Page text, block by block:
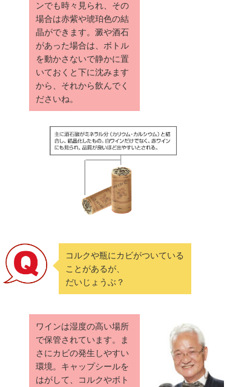
ンでも時々見られ、その
場合は赤紫や琥珀色の結
晶ができます。澱や酒石
があった場合は、ボトル
を動かさないで静かに置
いておくと下に沈みます
から、それから飲んでく
ださいね。
コルクや瓶にカビがついている
ことがあるが、
だいじょうぶ？
ワインは湿度の高い場所
で保管されています。ま
さにカビの発生しやすい
環境。キャップシールを
はがして、コルクやボト